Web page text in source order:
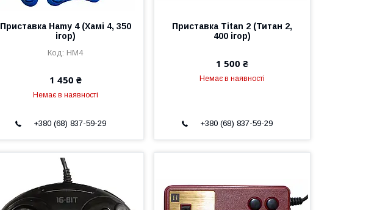
Приставка Hamy 4 (Хамі 4, 350
ігор)
HM4
1 450 ₴
Немає в наявності
+380 (68) 837-59-29
Приставка Titan 2 (Титан 2,
400 ігор)
1 500 ₴
Немає в наявності
+380 (68) 837-59-29